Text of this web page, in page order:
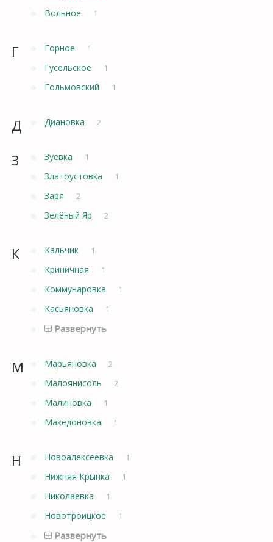
Вольное 1
Г Горное 1
Гусельское 1
Гольмовский 1
Д Диановка 2
З Зуевка 1
Златоустовка 1
Заря 2
Зелёный Яр 2
К Кальчик 1
Криничная 1
Коммунаровка 1
Касьяновка 1
Развернуть
М Марьяновка 2
Малоянисоль 2
Малиновка 1
Македоновка 1
Н Новоалексеевка 1
Нижняя Крынка 1
Николаевка 1
Новотроицкое 1
Развернуть